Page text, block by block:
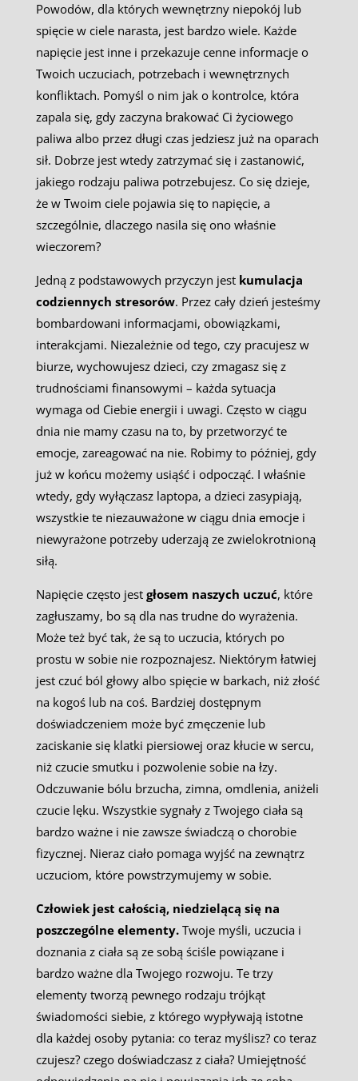
Powodów, dla których wewnętrzny niepokój lub
spięcie w ciele narasta, jest bardzo wiele. Każde
napięcie jest inne i przekazuje cenne informacje o
Twoich uczuciach, potrzebach i wewnętrznych
konfliktach. Pomyśl o nim jak o kontrolce, która
zapala się, gdy zaczyna brakować Ci życiowego
paliwa albo przez długi czas jedziesz już na oparach
sił. Dobrze jest wtedy zatrzymać się i zastanowić,
jakiego rodzaju paliwa potrzebujesz. Co się dzieje,
że w Twoim ciele pojawia się to napięcie, a
szczególnie, dlaczego nasila się ono właśnie
wieczorem?
Jedną z podstawowych przyczyn jest kumulacja
codziennych stresorów. Przez cały dzień jesteśmy
bombardowani informacjami, obowiązkami,
interakcjami. Niezależnie od tego, czy pracujesz w
biurze, wychowujesz dzieci, czy zmagasz się z
trudnościami finansowymi – każda sytuacja
wymaga od Ciebie energii i uwagi. Często w ciągu
dnia nie mamy czasu na to, by przetworzyć te
emocje, zareagować na nie. Robimy to później, gdy
już w końcu możemy usiąść i odpocząć. I właśnie
wtedy, gdy wyłączasz laptopa, a dzieci zasypiają,
wszystkie te niezauważone w ciągu dnia emocje i
niewyrażone potrzeby uderzają ze zwielokrotnioną
siłą.
Napięcie często jest głosem naszych uczuć, które
zagłuszamy, bo są dla nas trudne do wyrażenia.
Może też być tak, że są to uczucia, których po
prostu w sobie nie rozpoznajesz. Niektórym łatwiej
jest czuć ból głowy albo spięcie w barkach, niż złość
na kogoś lub na coś. Bardziej dostępnym
doświadczeniem może być zmęczenie lub
zaciskanie się klatki piersiowej oraz kłucie w sercu,
niż czucie smutku i pozwolenie sobie na łzy.
Odczuwanie bólu brzucha, zimna, omdlenia, aniżeli
czucie lęku. Wszystkie sygnały z Twojego ciała są
bardzo ważne i nie zawsze świadczą o chorobie
fizycznej. Nieraz ciało pomaga wyjść na zewnątrz
uczuciom, które powstrzymujemy w sobie.
Człowiek jest całością, niedzielącą się na
poszczególne elementy.Twoje myśli, uczucia i
doznania z ciała są ze sobą ściśle powiązane i
bardzo ważne dla Twojego rozwoju. Te trzy
elementy tworzą pewnego rodzaju trójkąt
świadomości siebie, z którego wypływają istotne
dla każdej osoby pytania: co teraz myślisz? co teraz
czujesz? czego doświadczasz z ciała? Umiejętność